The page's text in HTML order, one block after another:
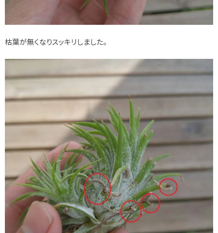
枯葉が無くなりスッキリしました。